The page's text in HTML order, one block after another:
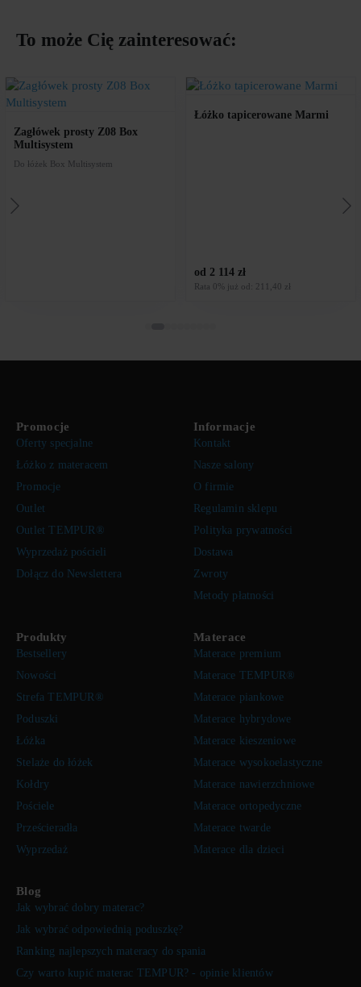
To może Cię zainteresować:
Zagłówek prosty Z08 Box
Multisystem
Do łóżek Box Multisystem
Łóżko tapicerowane Marmi
od 2 114 zł
Rata 0% już od: 211,40 zł
Promocje
Oferty specjalne
Łóżko z materacem
Promocje
Outlet
Outlet TEMPUR®
Wyprzedaż pościeli
Dołącz do Newslettera
Informacje
Kontakt
Nasze salony
O firmie
Regulamin sklepu
Polityka prywatności
Dostawa
Zwroty
Metody płatności
Produkty
Bestsellery
Nowości
Strefa TEMPUR®
Poduszki
Łóżka
Stelaże do łóżek
Kołdry
Pościele
Prześcieradła
Wyprzedaż
Materace
Materace premium
Materace TEMPUR®
Materace piankowe
Materace hybrydowe
Materace kieszeniowe
Materace wysokoelastyczne
Materace nawierzchniowe
Materace ortopedyczne
Materace twarde
Materace dla dzieci
Blog
Jak wybrać dobry materac?
Jak wybrać odpowiednią poduszkę?
Ranking najlepszych materacy do spania
Czy warto kupić materac TEMPUR? - opinie klientów